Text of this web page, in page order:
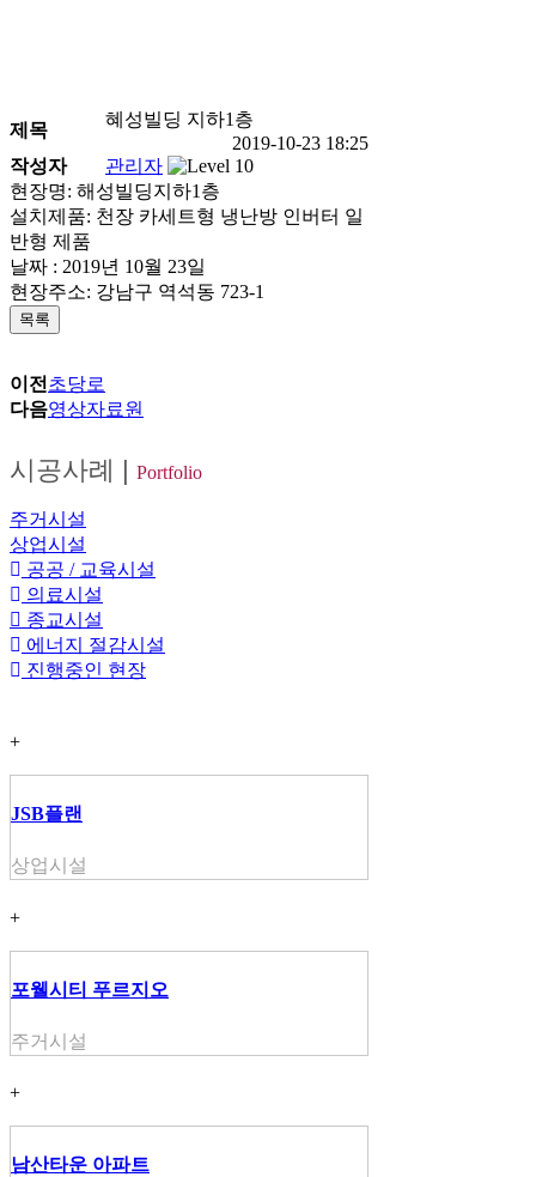
제목
혜성빌딩 지하1층
2019-10-23 18:25
작성자
관리자
현장명: 해성빌딩지하1층
설치제품: 천장 카세트형 냉난방 인버터 일
반형 제품
날짜 : 2019년 10월 23일
현장주소: 강남구 역석동 723-1
목록
이전 초당로
다음영상자료원
시공사례 | Portfolio
주거시설
상업시설
공공 / 교육시설
의료시설
종교시설
에너지 절감시설
진행중인 현장
+
JSB플랜
상업시설
+
포웰시티 푸르지오
주거시설
+
남산타운 아파트